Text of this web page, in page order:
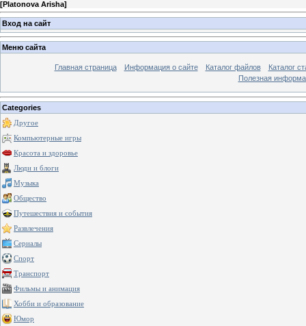
[Platonova Arisha]
Вход на сайт
Меню сайта
Главная страница Информация о сайте Каталог файлов
Каталог
Полезная
Categories
Другое
Компьютерные игры
Красота и здоровье
Люди и блоги
Музыка
Общество
Путешествия и события
Развлечения
Сериалы
Спорт
Транспорт
Фильмы и анимация
Хобби и образование
Юмор